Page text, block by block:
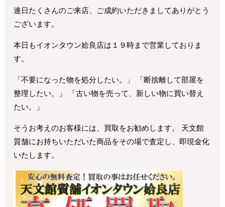
連日たくさんのご来店、ご成約いただきましてありがとう
ございます。
本日もイオンタウン姶良店は１９時まで営業しておりま
す。
「不要になった物を処分したい。」 「断捨離して部屋を
整理したい。」 「古い物を売って、新しい物に買い替え
たい。」
そうお考えのお客様には、買取をお勧めします。 天文館
質舗にお持ちいただいた商品をその場で査定し、即現金化
いたします。